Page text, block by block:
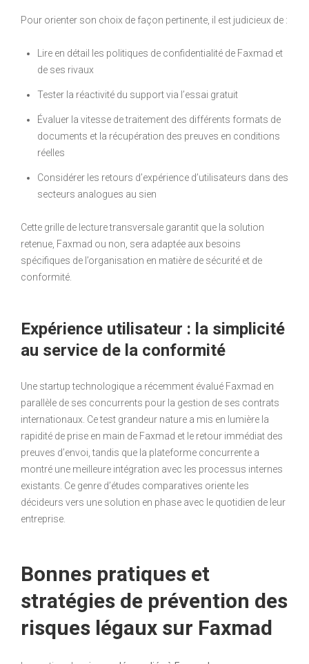
Pour orienter son choix de façon pertinente, il est judicieux de :
Lire en détail les politiques de confidentialité de Faxmad et
de ses rivaux
Tester la réactivité du support via l’essai gratuit
Évaluer la vitesse de traitement des différents formats de
documents et la récupération des preuves en conditions
réelles
Considérer les retours d’expérience d’utilisateurs dans des
secteurs analogues au sien
Cette grille de lecture transversale garantit que la solution
retenue, Faxmad ou non, sera adaptée aux besoins
spécifiques de l’organisation en matière de sécurité et de
conformité.
Expérience utilisateur : la simplicité
au service de la conformité
Une startup technologique a récemment évalué Faxmad en
parallèle de ses concurrents pour la gestion de ses contrats
internationaux. Ce test grandeur nature a mis en lumière la
rapidité de prise en main de Faxmad et le retour immédiat des
preuves d’envoi, tandis que la plateforme concurrente a
montré une meilleure intégration avec les processus internes
existants. Ce genre d’études comparatives oriente les
décideurs vers une solution en phase avec le quotidien de leur
entreprise.
Bonnes pratiques et
stratégies de prévention des
risques légaux sur Faxmad